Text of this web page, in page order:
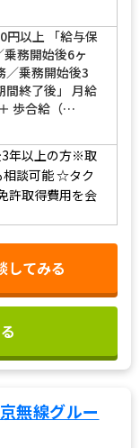
円以上 「給与保
務開始後6ヶ
／乗務開始後3
間終了後」 月給
歩合給（…
3年以上の方※取
談可能☆タク
許取得費用を会
してみる
無線グルー